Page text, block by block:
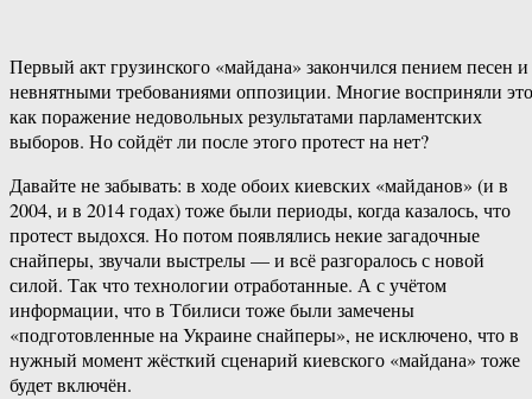
Первый акт грузинского «майдана» закончился пением песен и
невнятными требованиями оппозиции. Многие восприняли это
как поражение недовольных результатами парламентских
выборов. Но сойдёт ли после этого протест на нет?
Давайте не забывать: в ходе обоих киевских «майданов» (и в
2004, и в 2014 годах) тоже были периоды, когда казалось, что
протест выдохся. Но потом появлялись некие загадочные
снайперы, звучали выстрелы — и всё разгоралось с новой
силой. Так что технологии отработанные. А с учётом
информации, что в Тбилиси тоже были замечены
«подготовленные на Украине снайперы», не исключено, что в
нужный момент жёсткий сценарий киевского «майдана» тоже
будет включён.